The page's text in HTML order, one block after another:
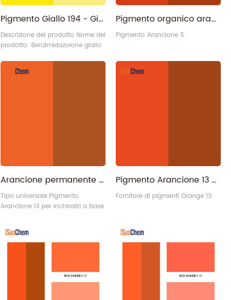
Pigmento Giallo 194 - Giallo benzimidazolone organico PY194
Descrizione del prodotto Nome del
prodotto: Benzimidazolone giallo
Pigmento organico - Pigmento
giallo Struttura chimica: Monoazo
Pigmento organico arancione 5 all'ingrosso della Cina per inchiostro a base d'acqua
Pigmento Arancione 5
Arancione permanente rossastro PO13 Pigmento organico Arancione 13 per rivestimento
Tipo universale Pigmento
Arancione 13 per inchiostri a base
stampa tessile.
Pigmento Arancione 13 - Arancione permanente PO13 a base solvente per inchiostro rotocalco
Fornitore di pigmenti Orange 13